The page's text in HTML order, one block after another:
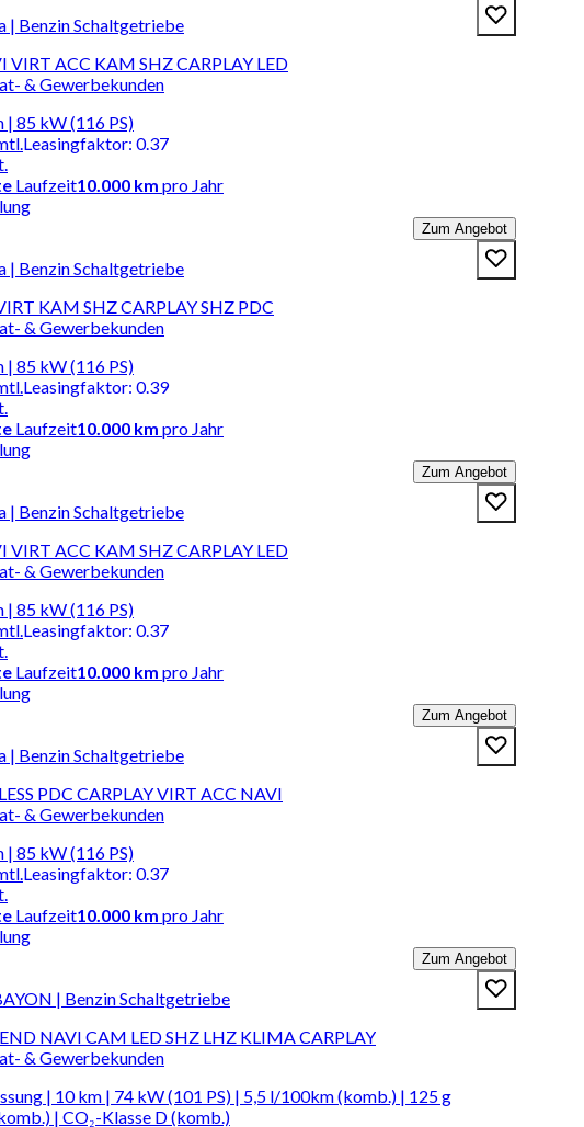
| Benzin Schaltgetriebe
VIRT ACC KAM SHZ CARPLAY LED
& Gewerbekunden
| 85 kW (116 PS)
Leasingfaktor: 0.37
Laufzeit10.000 km pro Jahr
Zum Angebot
| Benzin Schaltgetriebe
KAM SHZ CARPLAY SHZ PDC
& Gewerbekunden
| 85 kW (116 PS)
Leasingfaktor: 0.39
Laufzeit10.000 km pro Jahr
Zum Angebot
| Benzin Schaltgetriebe
VIRT ACC KAM SHZ CARPLAY LED
& Gewerbekunden
| 85 kW (116 PS)
Leasingfaktor: 0.37
Laufzeit10.000 km pro Jahr
Zum Angebot
| Benzin Schaltgetriebe
PDC CARPLAY VIRT ACC NAVI
& Gewerbekunden
| 85 kW (116 PS)
Leasingfaktor: 0.37
Laufzeit10.000 km pro Jahr
Zum Angebot
| Benzin Schaltgetriebe
NAVI CAM LED SHZ LHZ KLIMA CARPLAY
& Gewerbekunden
| 10 km | 74 kW (101 PS) | 5,5 l/100km (komb.) | 125 g
| CO₂-Klasse D (komb.)